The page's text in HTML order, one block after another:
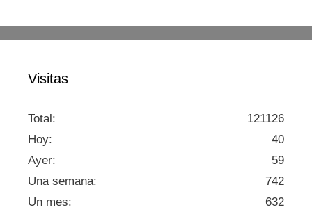
Visitas
121126
Total:
40
Hoy:
59
Ayer:
742
Una semana:
632
Un mes: